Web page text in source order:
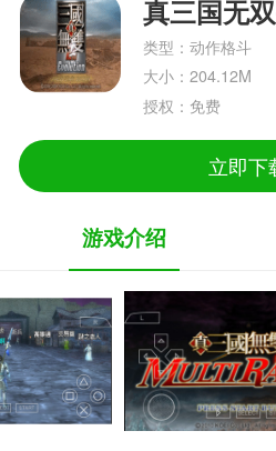
真三国无
类型：动作格斗
大小：204.12M
授权：免费
立即下
游戏介绍